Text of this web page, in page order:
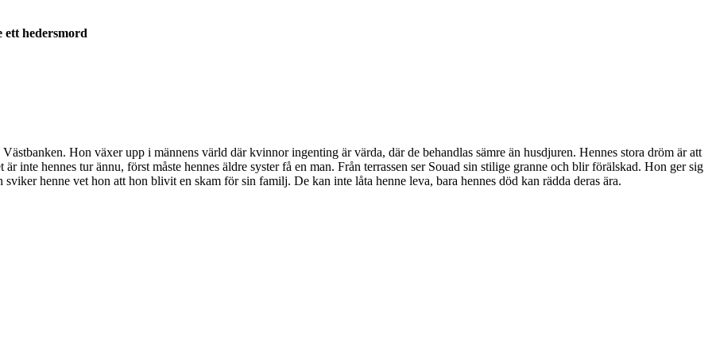
ett hedersmord
Hon växer upp i männens värld där kvinnor ingenting är värda, där de behandlas sämre än husdjuren. Hennes stora dröm är att
inte hennes tur ännu, först måste hennes äldre syster få en man. Från terrassen ser Souad sin stilige granne och blir förälskad. Hon ger sig
henne vet hon att hon blivit en skam för sin familj. De kan inte låta henne leva, bara hennes död kan rädda deras ära.